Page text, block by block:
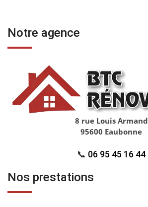
Notre agence
8 rue Louis Armand
95600 Eaubonne
📞 06 95 45 16 44
Nos prestations